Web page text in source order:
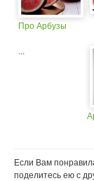
Про Арбузы
...
Если Вам
поделитесь ею с